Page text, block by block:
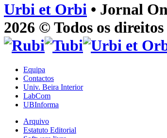
Urbi et Orbi • Jornal
2026 © Todos os
Equipa
Contactos
Univ. Beira Interior
LabCom
UBInforma
Arquivo
Estatuto Editorial